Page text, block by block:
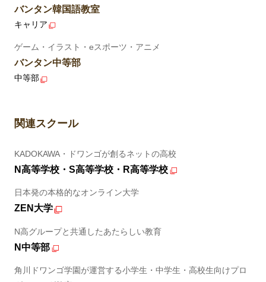
バンタン韓国語教室
キャリア
ゲーム・イラスト・eスポーツ・アニメ
バンタン中等部
中等部
関連スクール
KADOKAWA・ドワンゴが創るネットの高校
N高等学校・S高等学校・R高等学校
日本発の本格的なオンライン大学
ZEN大学
N高グループと共通したあたらしい教育
N中等部
角川ドワンゴ学園が運営する小学生・中学生・高校生向けプロ